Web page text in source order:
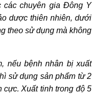
các chuyên gia Đông Y
dược thiên nhiên, dưới
theo sử dụng mà không
nếu bệnh nhân bị xuất
sử dụng sản phẩm từ 2
cực. Xuất tinh trong độ 5